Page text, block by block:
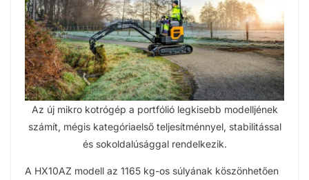
Az új mikro kotrógép a portfólió legkisebb modelljének
számít, mégis kategóriaelső teljesítménnyel, stabilitással
és sokoldalúsággal rendelkezik.
A HX10AZ modell az 1165 kg-os súlyának köszönhetően